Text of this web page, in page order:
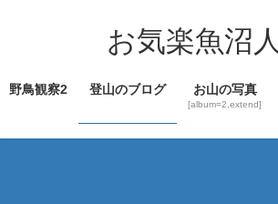
ツ
ス
シ
ン
お気楽魚沼人
野鳥観察2 登山のブログ お山の写真
[album=2,extend]